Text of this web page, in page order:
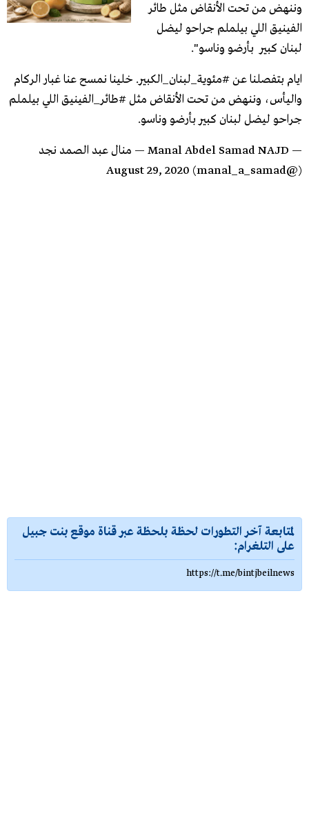
وننهض من تحت الأنقاض مثل طائر
الفينيق اللي بيلملم جراحو ليضل
لبنان كبير بأرضو وناسو".
ايام بتفصلنا عن#مئوية_لبنان_الكبير. خلينا نمسح عنا غبار الركام
واليأس، وننهض من تحت الأنقاض مثل#طائر_الفينيق اللي بيلملم
جراحو ليضل لبنان كبير بأرضو وناسو.
— Manal Abdel Samad NAJD — منال عبد الصمد نجد
(@manal_a_samad)
August 29, 2020
لمتابعة آخر التطورات لحظة بلحظة عبر قناة موقع بنت جبيل
على التلغرام:
https://t.me/bintjbeilnews